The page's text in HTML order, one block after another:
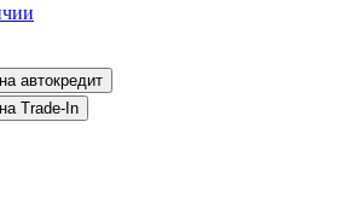
на автокредит
на Trade-In